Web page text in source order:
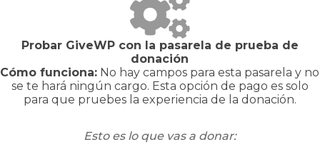
Probar GiveWP con la pasarela de prueba de
donación
Cómo funciona: No hay campos para esta pasarela y no
se te hará ningún cargo. Esta opción de pago es solo
para que pruebes la experiencia de la donación.
Esto es lo que vas a donar: